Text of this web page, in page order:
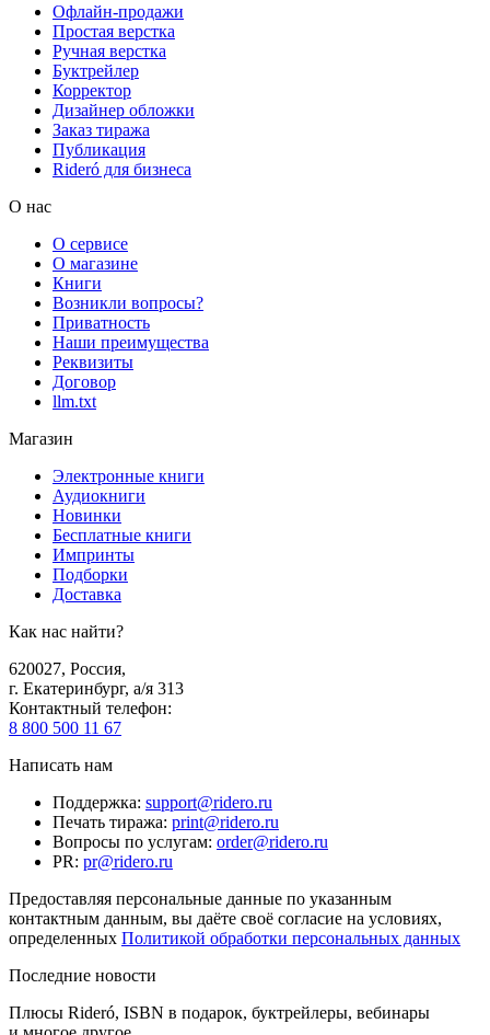
Офлайн-продажи
Простая верстка
Ручная верстка
Буктрейлер
Корректор
Дизайнер обложки
Заказ тиража
Публикация
Rideró для бизнеса
О нас
О сервисе
О магазине
Книги
Возникли вопросы?
Приватность
Наши преимущества
Реквизиты
Договор
llm.txt
Магазин
Электронные книги
Аудиокниги
Новинки
Бесплатные книги
Импринты
Подборки
Доставка
Как нас найти?
620027, Россия,
г. Екатеринбург, а/я 313
Контактный телефон:
8 800 500 11 67
Написать нам
Поддержка: support@ridero.ru
Печать тиража: print@ridero.ru
Вопросы по услугам: order@ridero.ru
PR: pr@ridero.ru
Предоставляя персональные данные по указанным
контактным данным, вы даёте своё согласие на условиях,
определенных Политикой обработки персональных данных
Последние новости
Плюсы Rideró, ISBN в подарок, буктрейлеры, вебинары